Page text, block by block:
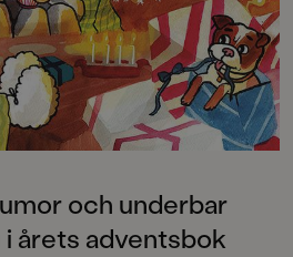
och underbar
årets adventsbok